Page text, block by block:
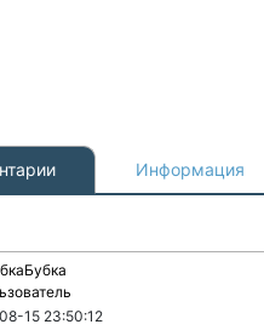
Информация
15 23:50:12